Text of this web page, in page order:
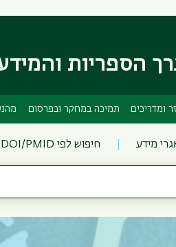
ראשי
הספריות
ומדריכים תמיכה במחקר ובפרסום
מידע חיפוש לפי DOI/PMID